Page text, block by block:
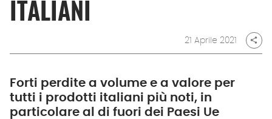
ITALIANI
21 Aprile 2021 share
Forti perdite a volume e a valore per
tutti i prodotti italiani più noti, in
particolare al di fuori dei Paesi Ue